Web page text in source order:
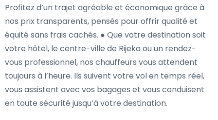
Profitez d’un trajet agréable et économique grâce à
nos prix transparents, pensés pour offrir qualité et
équité sans frais cachés. ● Que votre destination soit
votre hôtel, le centre-ville de Rijeka ou un rendez-
vous professionnel, nos chauffeurs vous attendent
toujours à l’heure. Ils suivent votre vol en temps réel,
vous assistent avec vos bagages et vous conduisent
en toute sécurité jusqu’à votre destination.